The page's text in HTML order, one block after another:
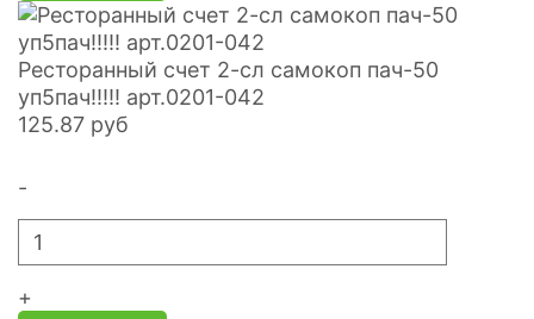
Ресторанный счет 2-сл самокоп пач-50
уп5пач!!!!! арт.0201-042
125.87 руб
-
+